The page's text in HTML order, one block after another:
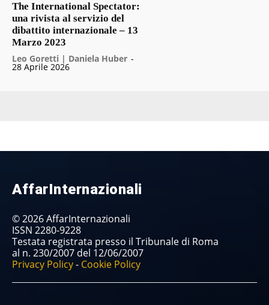
The International Spectator:
una rivista al servizio del
dibattito internazionale – 13
Marzo 2023
Leo Goretti | Daniela Huber -
28 Aprile 2026
AffarInternazionali
© 2026 AffarInternazionali
ISSN 2280-9228
Testata registrata presso il Tribunale di Roma
al n. 230/2007 del 12/06/2007
Privacy Policy- Cookie Policy